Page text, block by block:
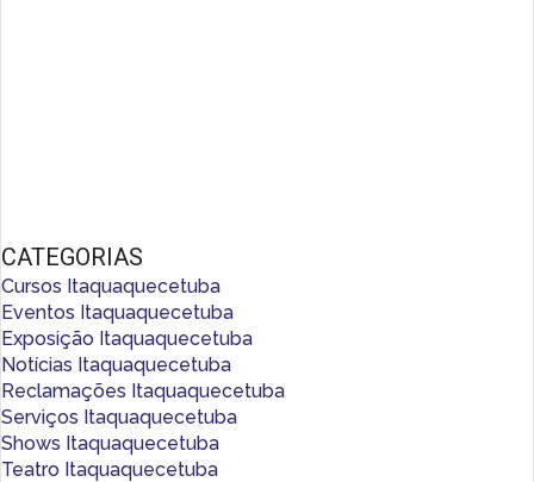
CATEGORIAS
Cursos Itaquaquecetuba
Eventos Itaquaquecetuba
Exposição Itaquaquecetuba
Notícias Itaquaquecetuba
Reclamações Itaquaquecetuba
Serviços Itaquaquecetuba
Shows Itaquaquecetuba
Teatro Itaquaquecetuba